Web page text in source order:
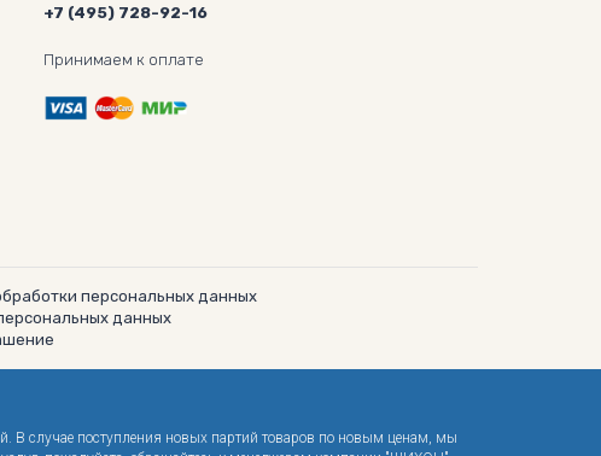
+7 (495) 728-92-16
Принимаем к оплате
персональных данных
данных
В случае поступления новых партий товаров по новым ценам, мы